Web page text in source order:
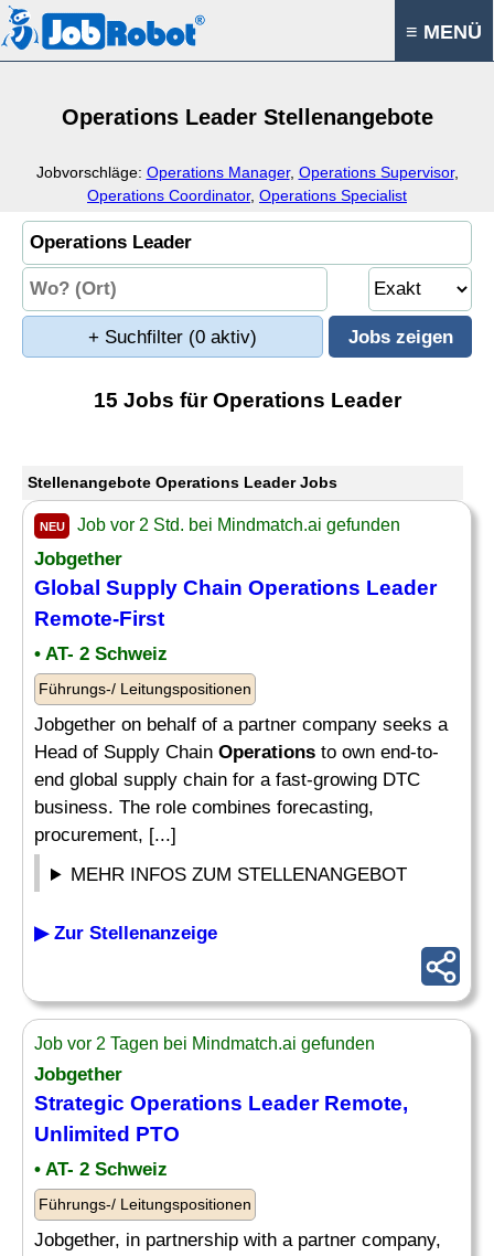
≡ MENÜ
Operations Leader Stellenangebote
Jobvorschläge: Operations Manager, Operations Supervisor,
Operations Coordinator, Operations Specialist
+ Suchfilter (0 aktiv)
15 Jobs für Operations Leader
Stellenangebote Operations Leader Jobs
NEU Job vor 2 Std. bei Mindmatch.ai gefunden
Jobgether
Global Supply Chain Operations Leader
Remote-First
• AT- 2 Schweiz
Führungs-/ Leitungspositionen
Jobgether on behalf of a partner company seeks a
Head of Supply Chain Operations to own end-to-
end global supply chain for a fast-growing DTC
business. The role combines forecasting,
procurement, [...]
MEHR INFOS ZUM STELLENANGEBOT
▶ Zur Stellenanzeige
Job vor 2 Tagen bei Mindmatch.ai gefunden
Jobgether
Strategic Operations LeaderRemote,
Unlimited PTO
• AT- 2 Schweiz
Führungs-/ Leitungspositionen
Jobgether, in partnership with a partner company,